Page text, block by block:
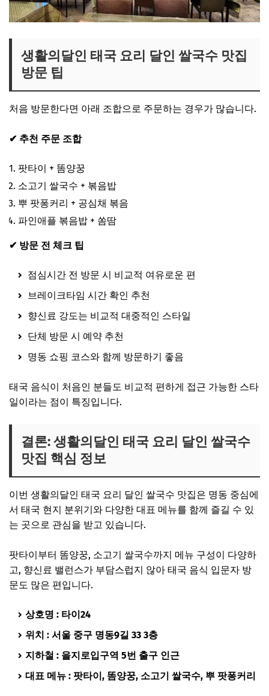
생활의달인 태국 요리 달인 쌀국수 맛집
방문 팁
처음 방문한다면 아래 조합으로 주문하는 경우가 많습니다.
✔ 추천 주문 조합
팟타이 + 똠양꿍
소고기 쌀국수 + 볶음밥
뿌 팟퐁커리 + 공심채 볶음
파인애플 볶음밥 + 쏨땀
✔ 방문 전 체크 팁
점심시간 전 방문 시 비교적 여유로운 편
브레이크타임 시간 확인 추천
향신료 강도는 비교적 대중적인 스타일
단체 방문 시 예약 추천
명동 쇼핑 코스와 함께 방문하기 좋음
태국 음식이 처음인 분들도 비교적 편하게 접근 가능한 스타
일이라는 점이 특징입니다.
결론: 생활의달인 태국 요리 달인 쌀국수
맛집 핵심 정보
이번 생활의달인 태국 요리 달인 쌀국수 맛집은 명동 중심에
서 태국 현지 분위기와 다양한 대표 메뉴를 함께 즐길 수 있
는 곳으로 관심을 받고 있습니다.
팟타이부터 똠양꿍, 소고기 쌀국수까지 메뉴 구성이 다양하
고, 향신료 밸런스가 부담스럽지 않아 태국 음식 입문자 방
문도 많은 편입니다.
상호명 : 타이24
위치 : 서울 중구 명동9길 33 3층
지하철 : 을지로입구역 5번 출구 인근
대표 메뉴 : 팟타이, 똠양꿍, 소고기 쌀국수, 뿌 팟퐁커리